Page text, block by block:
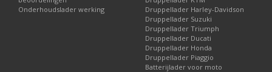
Onderhoudslader werking
Druppellader Harley-Davidson
Druppellader Suzuki
Druppellader Triumph
Druppellader Ducati
Druppellader Honda
Druppellader Piaggio
Batterijlader voor moto